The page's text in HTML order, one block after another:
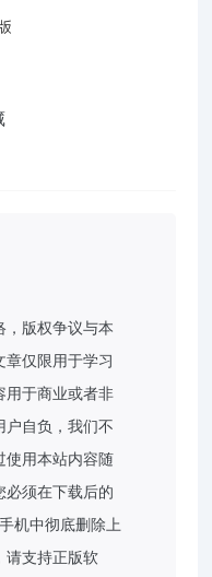
，版权争议与本
仅限用于学习
用于商业或者非
户自负，我们不
使用本站内容随
必须在下载后的
机中彻底删除上
请支持正版软